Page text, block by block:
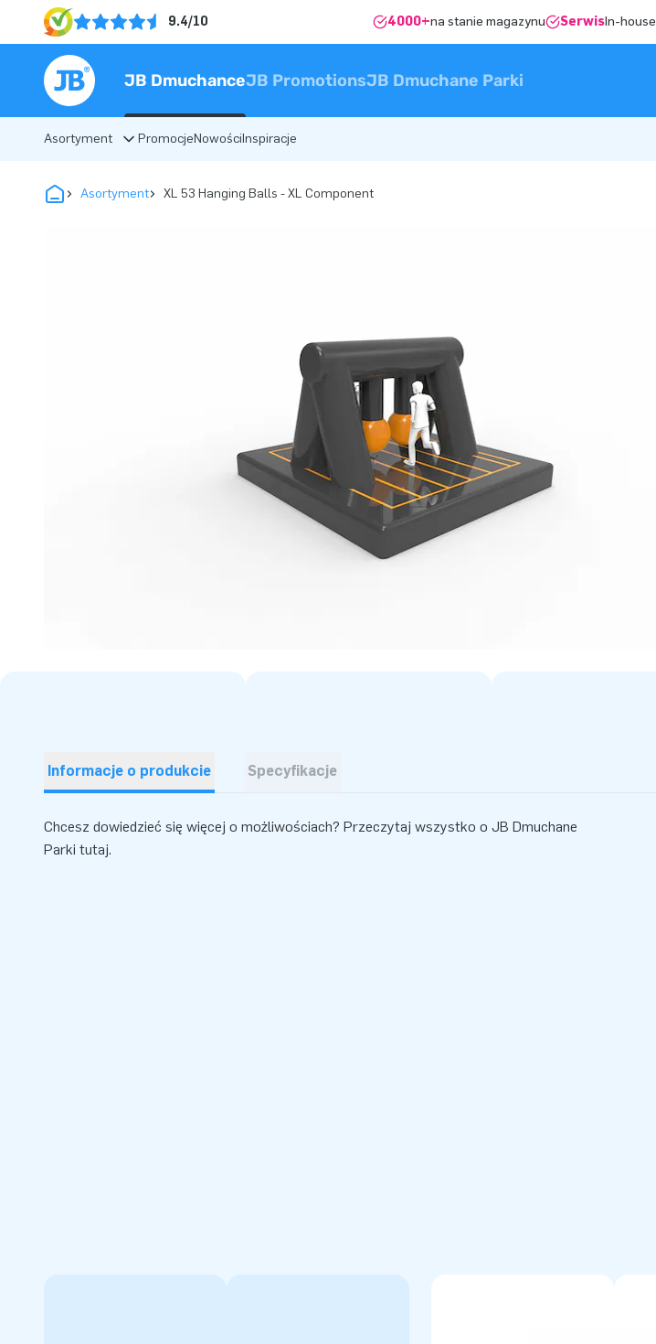
9.4/10 4000+na stanie magazynu SerwisIn-house
JB DmuchanceJB PromotionsJB Dmuchane Parki
Asortyment PromocjeNowościInspiracje
Asortyment XL 53 Hanging Balls - XL Component
Informacje o produkcie Specyfikacje
Chcesz dowiedzieć się więcej o możliwościach? Przeczytaj wszystko o JB Dmuchane
Parki tutaj.